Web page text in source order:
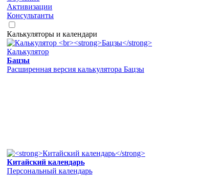
Активизации
Консультанты
Калькуляторы и календари
Калькулятор
Бацзы
Расширенная версия калькулятора Бацзы
Китайский календарь
Персональный календарь